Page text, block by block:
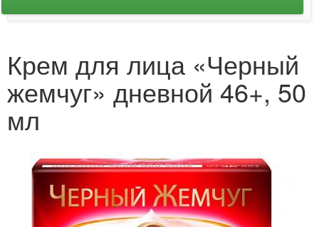
Крем для лица «Черный
жемчуг» дневной 46+, 50
мл